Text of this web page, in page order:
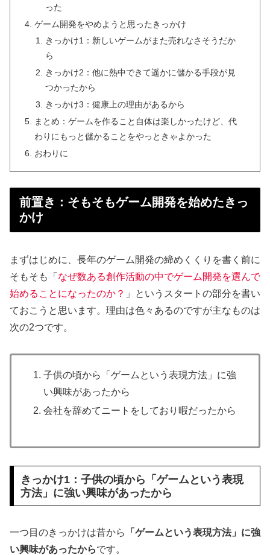
った
ゲーム開発をやめようと思ったきっかけ
きっかけ1：新しいゲームがまた売れなさそうだか
ら
きっかけ2：他に熱中できて遥かに儲かる手段が見
つかったから
きっかけ3：健康上の理由があるから
まとめ：ゲームを作ること自体は楽しかったけど、代
わりにもっと儲かることをやっときゃよかった
おわりに
前置き：そもそもゲーム開発を始めたきっ
かけ
まずはじめに、長年のゲーム開発の締めくくりを書く前に
そもそも「 なぜ数ある創作活動の中でゲーム開発を選んで
始めることになったのか？ 」というスタートの部分を書い
ておこうと思います。理由は色々あるのですが主なものは
次の2つです。
子供の頃から「ゲームという表現方法」に強
い興味があったから
会社を辞めてニートをしており暇だったから
きっかけ1：子供の頃から「ゲームという表現
方法」に強い興味があったから
一つ目のきっかけは昔から
「ゲームという表現方法」に強
い興味があったからです。